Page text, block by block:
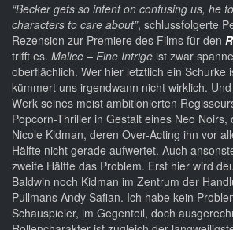
“Becker gets so intent on confusing us, he
characters to care about”, schlussfolgerte
Rezension zur Premiere des Films für den
trifft es. Malice – Eine Intrige ist zwar
oberflächlich. Wer hier letztlich ein Schurke
kümmert uns irgendwann nicht wirklich.
Werk seines meist ambitionierten
Popcorn-Thriller in Gestalt eines Neo
Nicole Kidman, deren Over-Acting ihn vor
Hälfte nicht gerade aufwertet. Auch
zweite Hälfte das Problem. Erst hier wird
Baldwin noch Kidman im Zentrum der
Pullmans Andy Safian. Ich habe kein
Schauspieler, im Gegenteil, doch